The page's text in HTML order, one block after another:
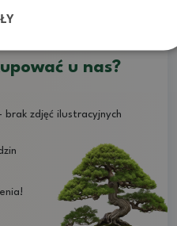
u nas?
brak zdjęć ilustracyjnych